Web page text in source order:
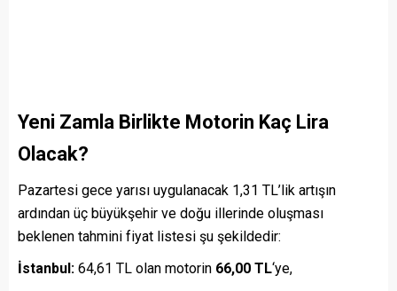
Yeni Zamla Birlikte Motorin Kaç Lira
Olacak?
Pazartesi gece yarısı uygulanacak 1,31 TL’lik artışın
ardından üç büyükşehir ve doğu illerinde oluşması
beklenen tahmini fiyat listesi şu şekildedir:
İstanbul: 64,61 TL olan motorin 66,00 TL‘ye,